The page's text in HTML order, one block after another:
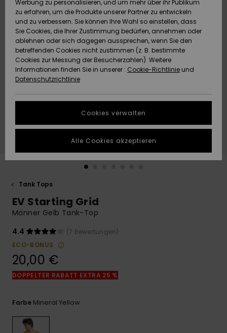
Snow
Brandneu
Highlights
Snow
Brandneu
Highlights
Highlights
Community
DOPPELTER
RABATT
HILFE & KONTAKT
Quiksilver
Freedom
Datenschutz
Starten Sie eine
um die
schnellste
Antwort auf Ihre
erhalten.
Finden Sie
Antworten auf
die häufigsten
Fragen sowie
FAQ
NACHHALTIGKEIT
SHOPS
QUIKSILVER APP
WUNSCHLISTE
Tank Tops
EV Starting Grid
Männer Gelb Tank-Top
4.4
(7 Bewertungen)
ECO-BONUS
20,00 €
DOPPELTER RABATT EXTRA 25 %
Farbe Mineral Yellow
Werbung zu personalisieren, und um mehr über ihr Publikum
zu erfahren, um die Produkte unserer Partner zu entwickeln
und zu verbessern. Sie können Ihre Wahl so einstellen, dass
Sie Cookies, die Ihrer Zustimmung bedürfen, annehmen oder
ablehnen oder sich dagegen aussprechen, wenn Sie den
betreffenden Cookies nicht zustimmen (z. B. bestimmte
Cookies zur Messung der Besucherzahlen). Weitere
Informationen finden Sie in unserer : Cookie-Richtlinie und
Datenschutzrichtlinie
Cookies verwalten
Alle Cookies akzeptieren